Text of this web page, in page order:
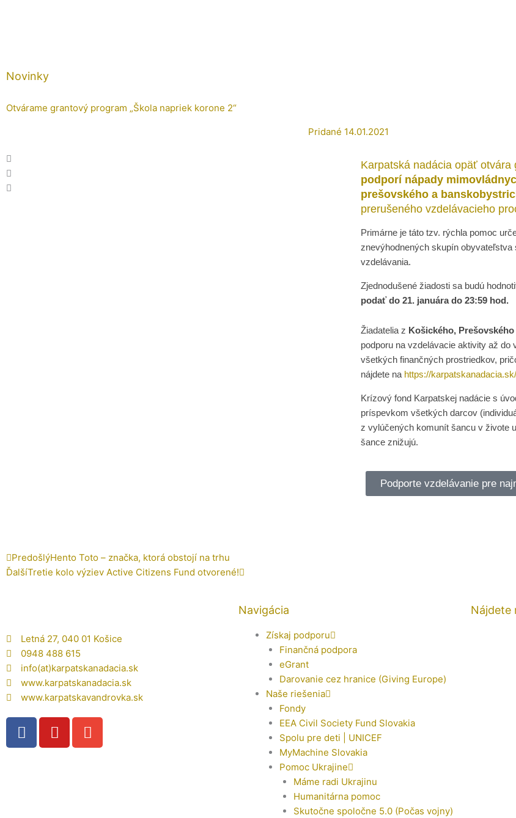
Novinky
Otvárame grantový program „Škola napriek korone 2“
Pridané 14.01.2021
Karpatská nadácia opäť otvára
podporí nápady
prešovského a
prerušeného vzdelávacieho
Primárne je táto tzv. rýchla pomoc
znevýhodnených skupín obyvateľstva
vzdelávania.
Zjednodušené žiadosti sa budú
podať do 21. januára do 23:59 hod.
Žiadatelia z Košického,
podporu na vzdelávacie aktivity až do
všetkých finančných prostriedkov,
nájdete na https://
Krízový fond Karpatskej nadácie s
príspevkom všetkých darcov
z vylúčených komunít šancu v živote
šance znižujú.
Podporte vzdelávanie pre
Prev
PredošlýHento Toto – značka, ktorá obstojí na trhu
ĎalšíTretie kolo výziev Active Citizens Fund otvorené!
Letná 27, 040 01 Košice
0948 488 615
info(at)karpatskanadacia.sk
www.karpatskanadacia.sk
www.karpatskavandrovka.sk
F
a
Y
o
E
n
Navigácia
Získaj podporu
Finančná podpora
eGrant
Darovanie cez hranice (Giving Europe)
Naše riešenia
Fondy
EEA Civil Society Fund Slovakia
Spolu pre deti | UNICEF
MyMachine Slovakia
Pomoc Ukrajine
Máme radi Ukrajinu
Humanitárna pomoc
Skutočne spoločne 5.0 (Počas vojny)
Nájdete